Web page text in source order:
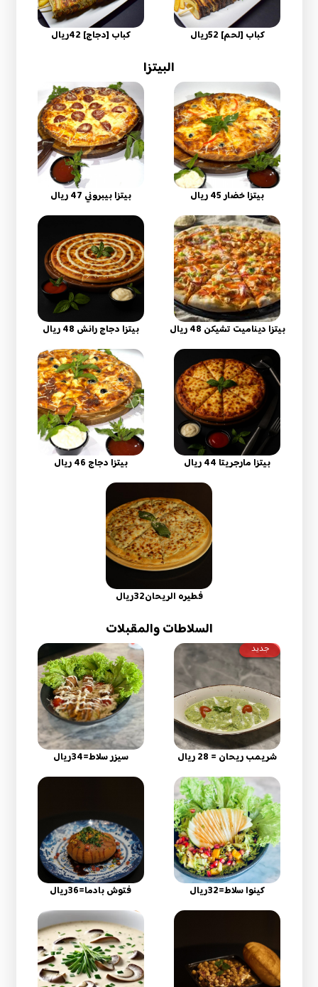
كباب [لحم] 52ريال كباب [دجاج] 42ريال
البيتزا
بيتزا خضار 45 ريال بيتزا بيبروني 47 ريال
بيتزا ديناميت تشيكن 48 ريال بيتزا دجاج رانش 48 ريال
بيتزا مارجريتا 44 ريال بيتزا دجاج 46 ريال
فطيره الريحان32ريال
السلاطات والمقبلات
جديد
شريمب ريحان = 28 ريال سيزر سلاط=34ريال
كينوا سلاط=32ريال فتوش بادما=36ريال